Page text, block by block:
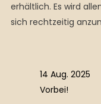
erhältlich. Es wird
sich rechtzeitig
14 Aug. 2025
Vorbei!